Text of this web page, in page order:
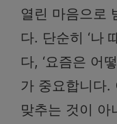
열린 마음으로
다. 단순히 ‘나
다, ‘요즘은 어
가 중요합니다.
맞추는 것이 아